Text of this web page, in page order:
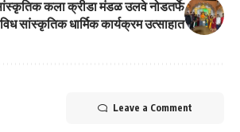
कला क्रीडा मंडळ उलवे नोडतर्फे
सांस्कृतिक धार्मिक कार्यक्रम उत्साहात
Leave a Comment